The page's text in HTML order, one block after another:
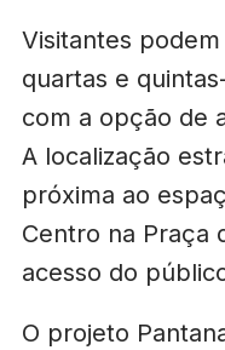
Visitantes
quartas e
com a opção de
A localização
próxima ao
Centro na Praça
acesso do
O projeto